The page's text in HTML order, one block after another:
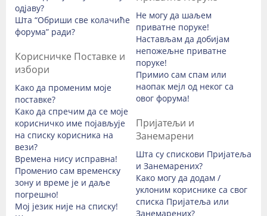
одјаву?
Шта “Обриши све колачиће
форума” ради?
Корисничке Поставке и
избори
Како да променим моје
поставке?
Како да спречим да се моје
корисничко име појављује
на списку корисника на
вези?
Времена нису исправна!
Променио сам временску
зону и време је и даље
погрешно!
Мој језик није на списку!
Не могу да шаљем
приватне поруке!
Настављам да добијам
непожељне приватне
поруке!
Примио сам спам или
наопак мејл од неког са
овог форума!
Пријатељи и
Занемарени
Шта су спискови Пријатеља
и Занемарених?
Како могу да додам /
уклоним кориснике са свог
списка Пријатеља или
Занемарених?